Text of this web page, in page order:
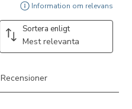
Information om relevans
Sortera enligt
Mest relevanta
Recensioner